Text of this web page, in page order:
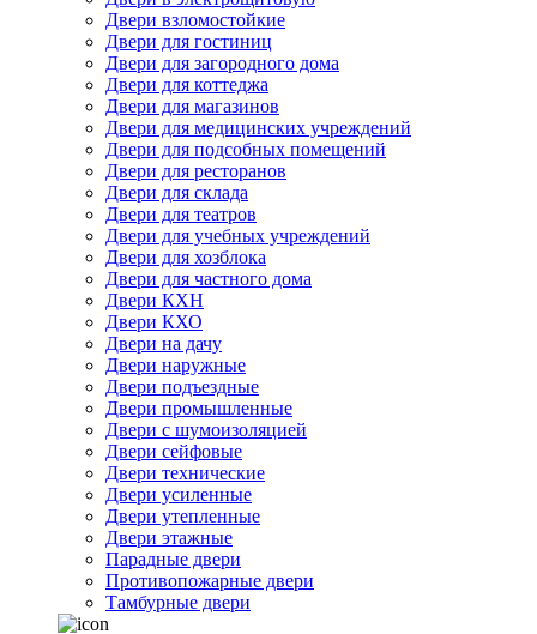
Двери взломостойкие
Двери для гостиниц
Двери для загородного дома
Двери для коттеджа
Двери для магазинов
Двери для медицинских учреждений
Двери для подсобных помещений
Двери для ресторанов
Двери для склада
Двери для театров
Двери для учебных учреждений
Двери для хозблока
Двери для частного дома
Двери КХН
Двери КХО
Двери на дачу
Двери наружные
Двери подъездные
Двери промышленные
Двери с шумоизоляцией
Двери сейфовые
Двери технические
Двери усиленные
Двери утепленные
Двери этажные
Парадные двери
Противопожарные двери
Тамбурные двери